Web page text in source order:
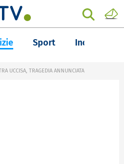
Sport Inchieste
UCCISA, TRAGEDIA ANNUNCIATA